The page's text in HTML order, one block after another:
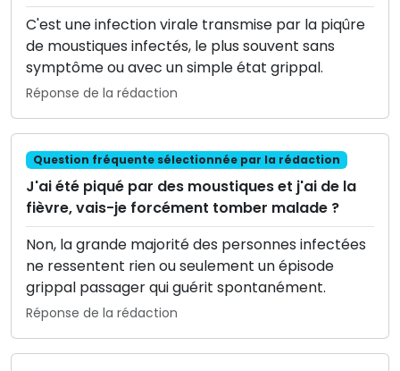
C'est une infection virale transmise par la piqûre
de moustiques infectés, le plus souvent sans
symptôme ou avec un simple état grippal.
Réponse de la rédaction
Question fréquente sélectionnée par la rédaction
J'ai été piqué par des moustiques et j'ai de la
fièvre, vais-je forcément tomber malade ?
Non, la grande majorité des personnes infectées
ne ressentent rien ou seulement un épisode
grippal passager qui guérit spontanément.
Réponse de la rédaction